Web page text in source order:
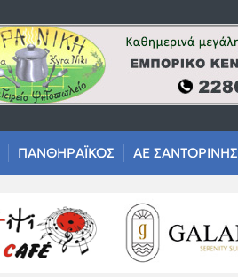
ΠΑΝΘΗΡΑΪΚΟΣ ΑΕ ΣΑΝΤΟΡΙΝΗΣ